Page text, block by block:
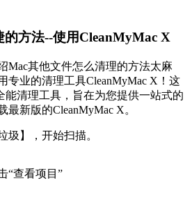
方法--使用CleanMyMac X
Mac其他文件怎么清理的方法太麻
专业的清理工具CleanMyMac X！这
能清理工具，旨在为您提供一站式的
最新版的CleanMyMac X。
圾】，开始扫描。
“查看项目”